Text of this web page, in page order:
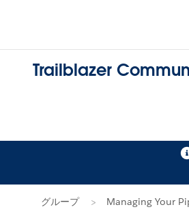
Trailblazer
グループ Managing Your